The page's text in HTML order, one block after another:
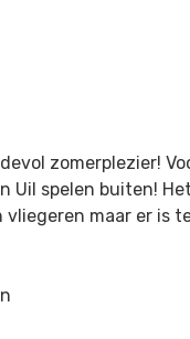
zomerplezier!
Uil spelen buiten!
vliegeren maar er is